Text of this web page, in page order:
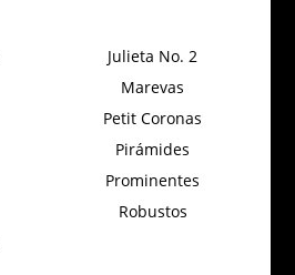
Julieta No. 2
Marevas
Petit Coronas
Pirámides
Prominentes
Robustos